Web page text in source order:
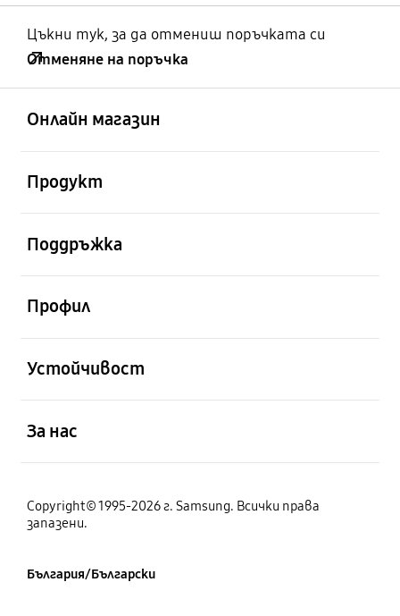
Цъкни тук, за да отмениш поръчката си
Отменяне на поръчка
Онлайн магазин
Продукт
Поддръжка
Профил
Устойчивост
За нас
Copyright© 1995-2026 г. Samsung. Всички права
запазени.
България/Български